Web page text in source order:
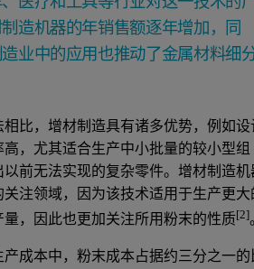
造机器的年销售额逐年增加，同
业中的应用也推动了金属材料细
比，增材制造具有诸多优势，例如设
，尤其适合生产中小批量的较小型组
前无法实现的复杂零件。增材制造机
注领域，因为该技术适用于生产更大
，因此也更加关注所用粉末的性质[2]
成本中，粉末成本占据约三分之一的